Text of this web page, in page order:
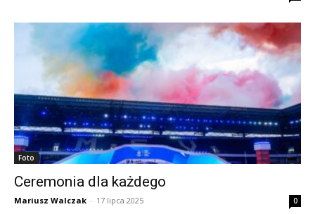
Foto
Ceremonia dla każdego
Mariusz Walczak - 17 lipca 2025 0